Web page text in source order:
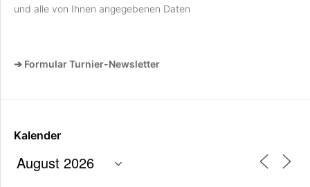
und alle von Ihnen angegebenen Daten
➔ Formular Turnier-Newsletter
Kalender